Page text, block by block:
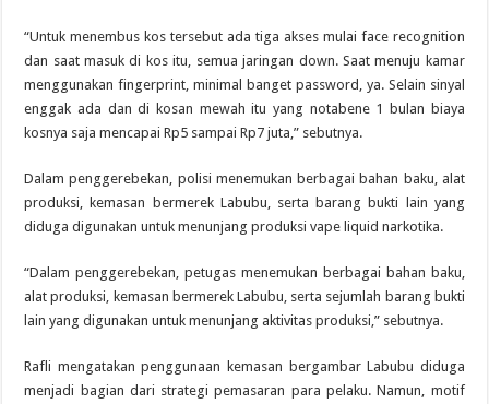
“Untuk menembus kos tersebut ada tiga akses mulai face recognition
dan saat masuk di kos itu, semua jaringan down. Saat menuju kamar
menggunakan fingerprint, minimal banget password, ya. Selain sinyal
enggak ada dan di kosan mewah itu yang notabene 1 bulan biaya
kosnya saja mencapai Rp5 sampai Rp7 juta,” sebutnya.
Dalam penggerebekan, polisi menemukan berbagai bahan baku, alat
produksi, kemasan bermerek Labubu, serta barang bukti lain yang
diduga digunakan untuk menunjang produksi vape liquid narkotika.
“Dalam penggerebekan, petugas menemukan berbagai bahan baku,
alat produksi, kemasan bermerek Labubu, serta sejumlah barang bukti
lain yang digunakan untuk menunjang aktivitas produksi,” sebutnya.
Rafli mengatakan penggunaan kemasan bergambar Labubu diduga
menjadi bagian dari strategi pemasaran para pelaku. Namun, motif